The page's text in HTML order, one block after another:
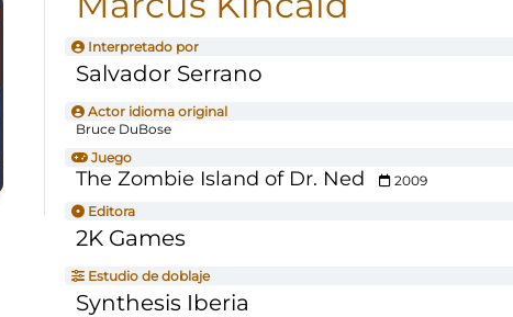
Interpretado por
Salvador Serrano
Actor idioma original
Bruce DuBose
Juego
The Zombie Island of Dr. Ned
2009
Editora
2K Games
Estudio de doblaje
Synthesis Iberia